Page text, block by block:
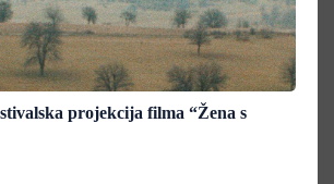
projekcija filma “Žena s